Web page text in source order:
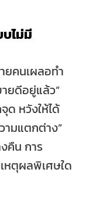
ไม่มี
ยคนเผลอทำ
ยดีอยู่แล้ว”
ด หวังให้ได้
ามแตกต่าง”
คืน การ
หตุผลพิเศษใด